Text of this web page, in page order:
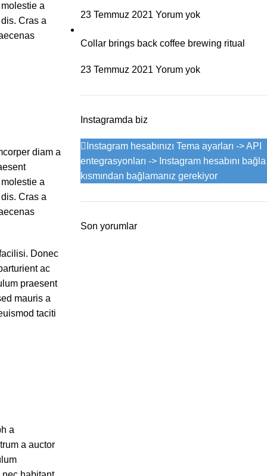
a
Cras a
diam a
a
Cras a
Donec
ac
praesent
mauris a
taciti
a
a auctor
23 Temmuz 2021 Yorum yok
Collar brings back coffee brewing ritual
23 Temmuz 2021 Yorum yok
Instagramda biz
Instagram hesabınızı Tema ayarları -> API
entegrasyonları -> Instagram hesabını bağla
kısmından bağlamanız gerekiyor
Son yorumlar